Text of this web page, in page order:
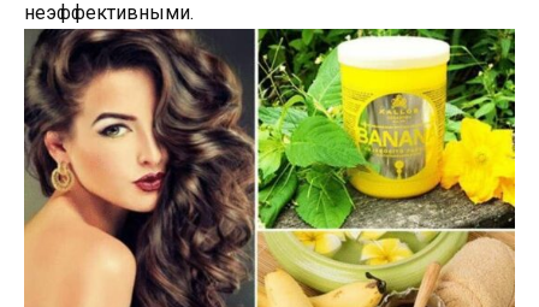
неэффективными.